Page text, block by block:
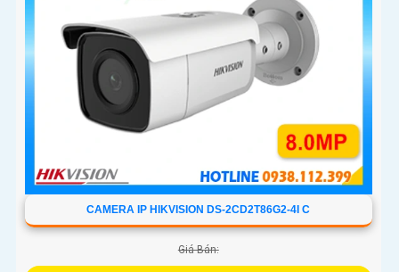
CAMERA IP HIKVISION DS-2CD2T86G2-4I C
Giá Bán: